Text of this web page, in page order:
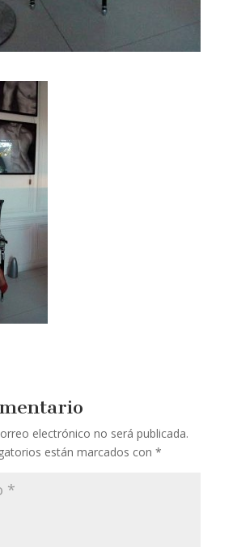
electrónico no será publicada.
están marcados con *